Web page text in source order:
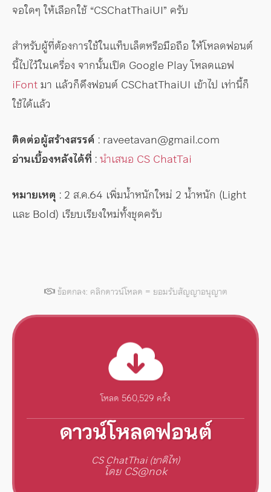
จอใดๆ ให้เลือกใช้ “CSChatThaiUI” ครับ
สำหรับผู้ที่ต้องการใช้ในแท็บเล็ตหรือมือถือ ให้โหลดฟอนต์
นี้ไปไว้ในเครื่อง จากนั้นเปิด Google Play โหลดแอฟ
iFontมา แล้วก็ดึงฟอนต์ CSChatThaiUI เข้าไป เท่านี้ก็
ใช้ได้แล้ว
ติดต่อผู้สร้างสรรค์ : raveetavan@gmail.com
อ่านเบื้องหลังได้ที่ :นำเสนอ CS ChatTai
หมายเหตุ : 2 ส.ค.64 เพิ่มน้ำหนักใหม่ 2 น้ำหนัก (Light
และ Bold) เรียบเรียงใหม่ทั้งชุดครับ
ข้อตกลง: คลิกดาวน์โหลด = ยอมรับสัญญาอนุญาต
โหลด 560,529 ครั้ง
ดาวน์โหลดฟอนต์
CS ChatThai (ชาติไท)
โดย CS@nok